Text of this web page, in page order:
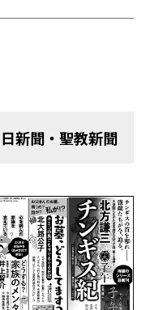
新聞・聖教新聞